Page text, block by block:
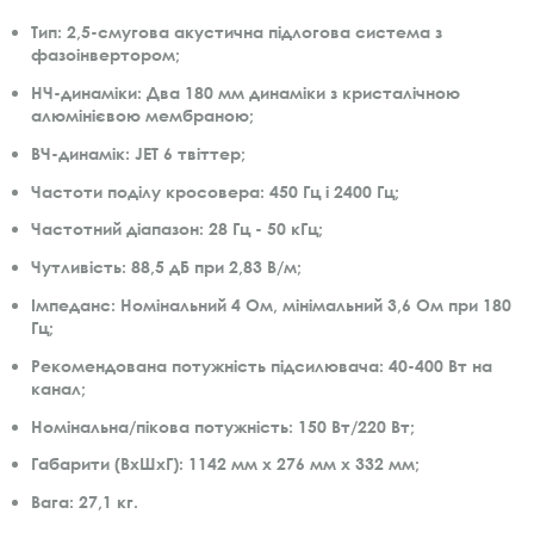
Тип: 2,5-смугова акустична підлогова система з
фазоінвертором;
НЧ-динаміки: Два 180 мм динаміки з кристалічною
алюмінієвою мембраною;
ВЧ-динамік: JET 6 твіттер;
Частоти поділу кросовера: 450 Гц і 2400 Гц;
Частотний діапазон: 28 Гц - 50 кГц;
Чутливість: 88,5 дБ при 2,83 В/м;
Імпеданс: Номінальний 4 Ом, мінімальний 3,6 Ом при 180
Гц;
Рекомендована потужність підсилювача: 40-400 Вт на
канал;
Номінальна/пікова потужність: 150 Вт/220 Вт;
Габарити (ВхШхГ): 1142 мм х 276 мм х 332 мм;
Вага: 27,1 кг.